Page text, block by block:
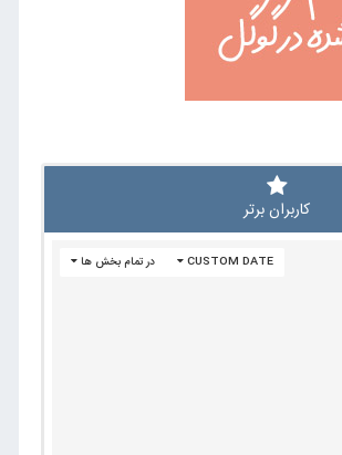
کاربران برتر
در تمام بخش ها CUSTOM DATE